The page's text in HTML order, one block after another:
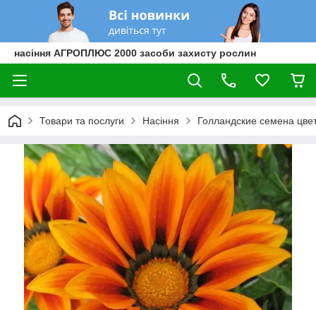
насіння АГРОПЛЮС 2000 засоби захисту рослин
Товари та послуги Насіння Голландские семена